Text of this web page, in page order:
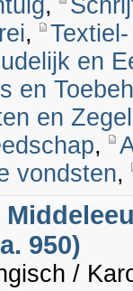
,
,
en
en
en
,
vondsten,
950)
/